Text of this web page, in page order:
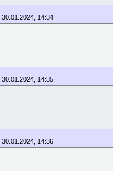
30.01.2024, 14:34
30.01.2024, 14:35
30.01.2024, 14:36